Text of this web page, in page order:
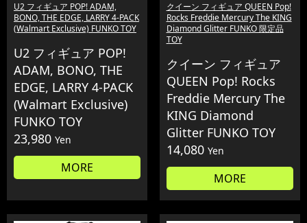
U2 フィギュア POP! ADAM,
BONO, THE EDGE, LARRY 4-PACK
(Walmart Exclusive) FUNKO TOY
U2 フィギュア POP!
ADAM, BONO, THE
EDGE, LARRY 4-PACK
(Walmart Exclusive)
FUNKO TOY
23,980 Yen
MORE
クイーン フィギュア QUEEN Pop!
Rocks Freddie Mercury The KING
Diamond Glitter FUNKO 限定品
TOY
クイーン フィギュア
QUEEN Pop! Rocks
Freddie Mercury The
KING Diamond
Glitter FUNKO TOY
14,080 Yen
MORE